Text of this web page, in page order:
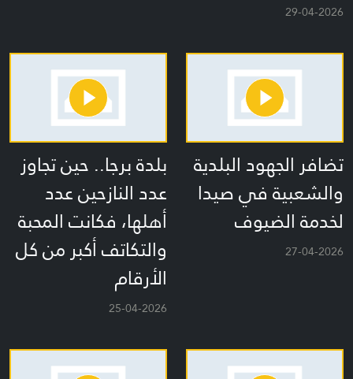
29-04-2026
تضافر الجهود البلدية
والشعبية في صيدا
لخدمة الضيوف
27-04-2026
بلدة برجا.. حين تجاوز
عدد النازحين عدد
أهلها، فكانت المحبة
والتكاتف أكبر من كل
الأرقام
25-04-2026